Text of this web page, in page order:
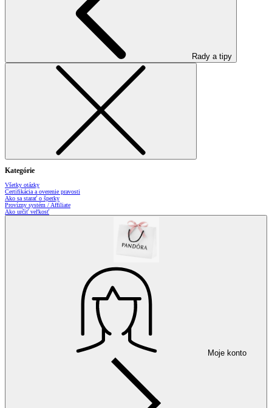
Rady a tipy
Kategórie
Všetky otázky
Certifikácia a overenie pravosti
Ako sa starať o šperky
Provízny systém / Affiliate
Ako určiť veľkosť
Moje konto